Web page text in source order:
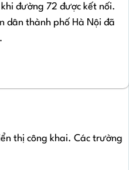
đường 72 được kết nối.
dân thành phố Hà Nội đã
thị công khai. Các trường